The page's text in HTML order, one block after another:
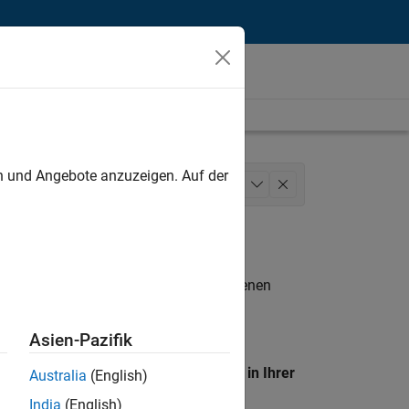
Business Model Team
. Wenn Sie noch immer keine offenen
unseres
Standort, um alle Stellenangebote in Ihrer
Angebote anzuzeigen. Auf der
Asien-Pazifik
Australia (English)
India (English)